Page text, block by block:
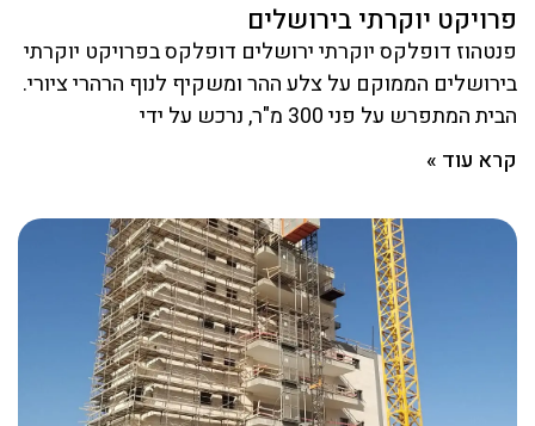
פרויקט יוקרתי בירושלים
פנטהוז דופלקס יוקרתי ירושלים דופלקס בפרויקט יוקרתי
בירושלים הממוקם על צלע ההר ומשקיף לנוף הרהרי ציורי.
הבית המתפרש על פני 300 מ"ר, נרכש על ידי
קרא עוד »